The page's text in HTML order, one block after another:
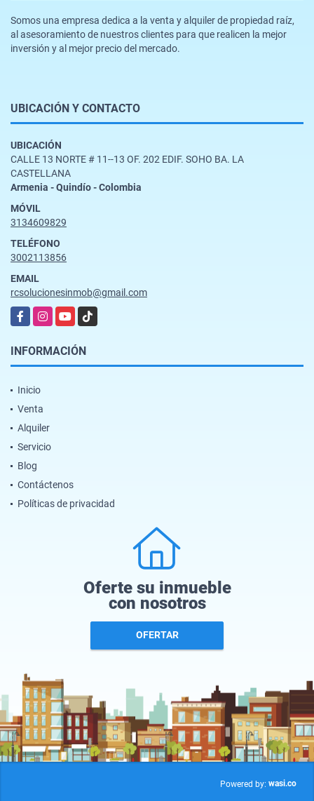
Somos una empresa dedica a la venta y alquiler de propiedad raíz,
al asesoramiento de nuestros clientes para que realicen la mejor
inversión y al mejor precio del mercado.
UBICACIÓN Y CONTACTO
UBICACIÓN
CALLE 13 NORTE # 11--13 OF. 202 EDIF. SOHO BA. LA
CASTELLANA
Armenia - Quindío - Colombia
MÓVIL
3134609829
TELÉFONO
3002113856
EMAIL
rcsolucionesinmob@gmail.com
FacebookInstagramYouTubeTikTok
INFORMACIÓN
Inicio
Venta
Alquiler
Servicio
Blog
Contáctenos
Políticas de privacidad
Oferte su inmueble
con nosotros
OFERTAR
Powered by: wasi.co